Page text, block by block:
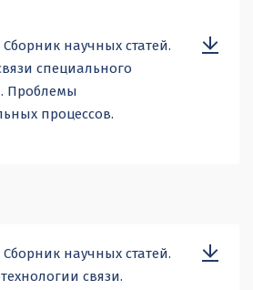
научных статей.
специального
Проблемы
процессов.
научных статей.
связи.